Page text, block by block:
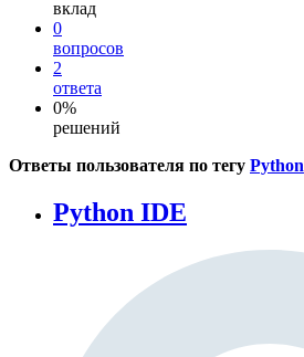
вклад
0
вопросов
2
ответа
0%
решений
Ответы пользователя по тегу Python
Python IDE